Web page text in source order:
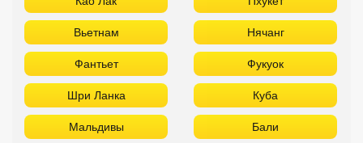
Вьетнам Нячанг
Фантьет Фукуок
Шри Ланка Куба
Мальдивы Бали